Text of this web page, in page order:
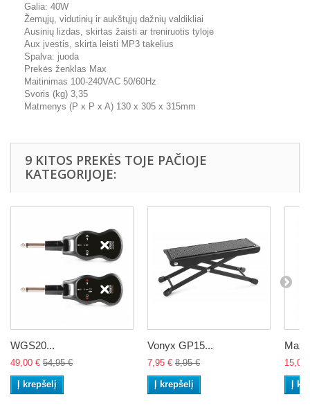
Galia: 40W
Žemųjų, vidutinių ir aukštųjų dažnių valdikliai
Ausinių lizdas, skirtas žaisti ar treniruotis tyloje
Aux įvestis, skirta leisti MP3 takelius
Spalva: juoda
Prekės ženklas Max
Maitinimas 100-240VAC 50/60Hz
Svoris (kg) 3,35
Matmenys (P x P x A) 130 x 305 x 315mm
9 KITOS PREKĖS TOJE PAČIOJE
KATEGORIJOJE:
WGS20...
49,00 € 54,95 €
Į krepšelį
Vonyx GP15...
7,95 € 8,95 €
Į krepšelį
Max
15,00
Į